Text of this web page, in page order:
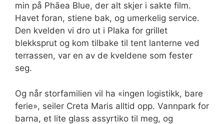
min på Phāea Blue, der alt skjer i sakte film.
Havet foran, stiene bak, og umerkelig service.
Den kvelden vi dro ut i Plaka for grillet
blekksprut og kom tilbake til tent lanterne ved
terrassen, var en av de kveldene som fester
seg.
Og når storfamilien vil ha «ingen logistikk, bare
ferie», seiler Creta Maris alltid opp. Vannpark for
barna, et lite glass assyrtiko til meg, og